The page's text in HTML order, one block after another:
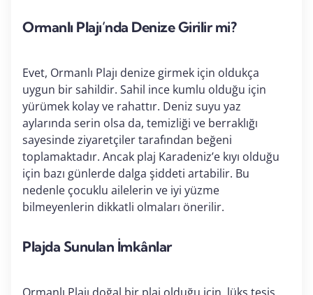
Ormanlı Plajı’nda Denize Girilir mi?
Evet, Ormanlı Plajı denize girmek için oldukça
uygun bir sahildir. Sahil ince kumlu olduğu için
yürümek kolay ve rahattır. Deniz suyu yaz
aylarında serin olsa da, temizliği ve berraklığı
sayesinde ziyaretçiler tarafından beğeni
toplamaktadır. Ancak plaj Karadeniz’e kıyı olduğu
için bazı günlerde dalga şiddeti artabilir. Bu
nedenle çocuklu ailelerin ve iyi yüzme
bilmeyenlerin dikkatli olmaları önerilir.
Plajda Sunulan İmkânlar
Ormanlı Plajı doğal bir plaj olduğu için, lüks tesis